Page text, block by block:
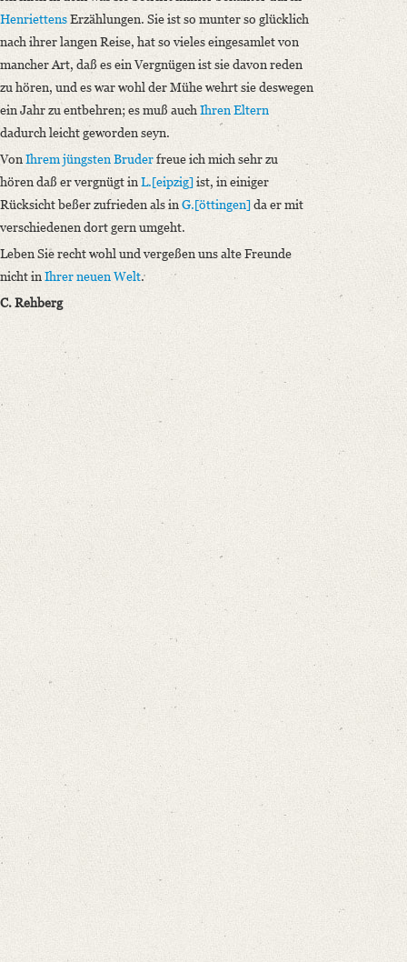
HenriettensErzählungen. Sie ist so munter so glücklich
nach ihrer langen Reise, hat so vieles eingesamlet von
mancher Art, daß es ein Vergnügen ist sie davon reden
zu hören, und es war wohl der Mühe wehrt sie deswegen
ein Jahr zu entbehren; es muß auch Ihren Eltern
dadurch leicht geworden seyn.
Von Ihrem jüngsten Bruderfreue ich mich sehr zu
hören daß er vergnügt in L.[eipzig]ist, in einiger
Rücksicht beßer zufrieden als in G.[öttingen]da er mit
verschiedenen dort gern umgeht.
Leben Sie recht wohl und vergeßen uns alte Freunde
nicht inIhrer neuen Welt.
C. Rehberg